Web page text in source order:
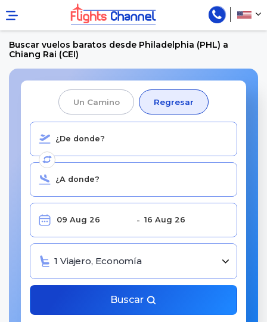
Buscar vuelos baratos desde Philadelphia (PHL) a
Chiang Rai (CEI)
Un Camino Regresar
1 Viajero, Economía
Buscar